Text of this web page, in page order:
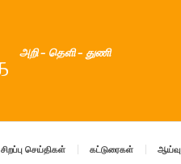
அறி – தெளி – துணி
சிறப்பு செய்திகள் கட்டுரைகள்